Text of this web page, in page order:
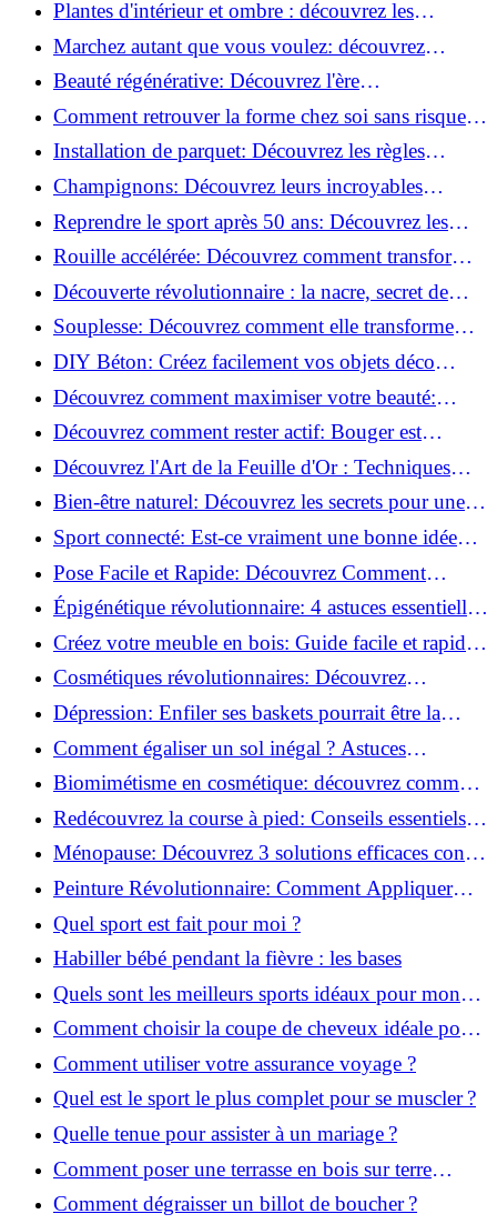
Plantes d'intérieur et ombre : découvrez les
meilleures pour votre maison !
Marchez autant que vous voulez: découvrez
pourquoi c'est bénéfique!
Beauté régénérative: Découvrez l'ère
révolutionnaire de la cosmétique verte!
Comment retrouver la forme chez soi sans risque
de blessure: Techniques et conseils sûrs!
Installation de parquet: Découvrez les règles
essentielles à respecter!
Champignons: Découvrez leurs incroyables
pouvoirs antioxydants!
Reprendre le sport après 50 ans: Découvrez les
meilleures méthodes!
Rouille accélérée: Découvrez comment transformer
la corrosion en déco tendance!
Découverte révolutionnaire : la nacre, secret de
régénération inouï !
Souplesse: Découvrez comment elle transforme
votre performance sportive!
DIY Béton: Créez facilement vos objets déco
tendance!
Découvrez comment maximiser votre beauté:
Astuces et secrets révélés!
Découvrez comment rester actif: Bouger est
toujours possible!
Découvrez l'Art de la Feuille d'Or : Techniques
Incontournables pour Réussir!
Bien-être naturel: Découvrez les secrets pour une
vie saine!
Sport connecté: Est-ce vraiment une bonne idée
pour vous?
Pose Facile et Rapide: Découvrez Comment
Monter des Carreaux de Béton Cellulaire!
Épigénétique révolutionnaire: 4 astuces essentielles
pour transformer votre bien-être!
Créez votre meuble en bois: Guide facile et rapide
pour débutants!
Cosmétiques révolutionnaires: Découvrez
comment les fermes verticales transforment la
beauté!
Dépression: Enfiler ses baskets pourrait être la
solution!
Comment égaliser un sol inégal ? Astuces
infaillibles pour réussir !
Biomimétisme en cosmétique: découvrez comment
la nature inspire l'avenir des soins beauté!
Redécouvrez la course à pied: Conseils essentiels
pour reprendre!
Ménopause: Découvrez 3 solutions efficaces contre
les bouffées de chaleur!
Peinture Révolutionnaire: Comment Appliquer
Deux Couleurs Sur Une Porte!
Quel sport est fait pour moi ?
Habiller bébé pendant la fièvre : les bases
Quels sont les meilleurs sports idéaux pour mon
enfant ?
Comment choisir la coupe de cheveux idéale pour
votre visage ?
Comment utiliser votre assurance voyage ?
Quel est le sport le plus complet pour se muscler ?
Quelle tenue pour assister à un mariage ?
Comment poser une terrasse en bois sur terre
battue ?
Comment dégraisser un billot de boucher ?